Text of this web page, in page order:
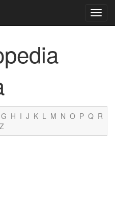
G H I J K L M N O P Q R
Z